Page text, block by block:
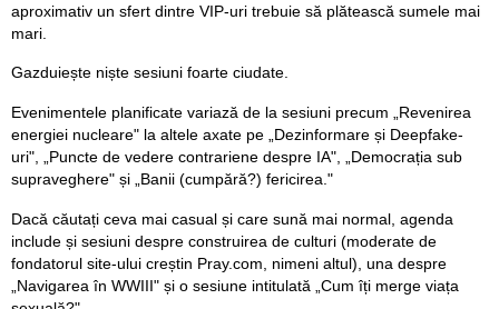
aproximativ un sfert dintre VIP-uri trebuie să plătească sumele mai
mari.
Gazduiește niște sesiuni foarte ciudate.
Evenimentele planificate variază de la sesiuni precum „Revenirea
energiei nucleare" la altele axate pe „Dezinformare și Deepfake-
uri", „Puncte de vedere contrariene despre IA", „Democrația sub
supraveghere" și „Banii (cumpără?) fericirea."
Dacă căutați ceva mai casual și care sună mai normal, agenda
include și sesiuni despre construirea de culturi (moderate de
fondatorul site-ului creștin Pray.com, nimeni altul), una despre
„Navigarea în WWIII" și o sesiune intitulată „Cum îți merge viața